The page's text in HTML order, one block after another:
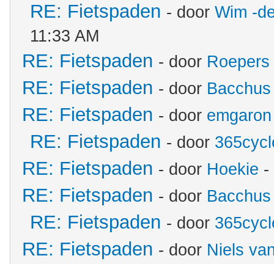
RE: Fietspaden - door Wim -
11:33 AM
RE: Fietspaden - door Roepers
RE: Fietspaden - door Bacchus
RE: Fietspaden - door emgaron
RE: Fietspaden - door
RE: Fietspaden - door Hoekie -
RE: Fietspaden - door Bacchus
RE: Fietspaden - door
RE: Fietspaden - door Niels